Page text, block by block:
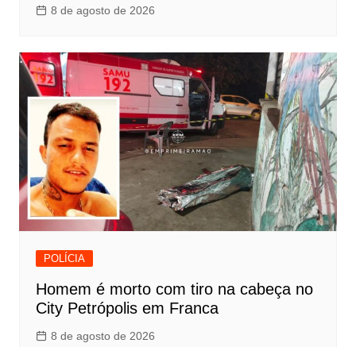
8 de agosto de 2026
POLÍCIA
Homem é morto com tiro na cabeça no
City Petrópolis em Franca
8 de agosto de 2026